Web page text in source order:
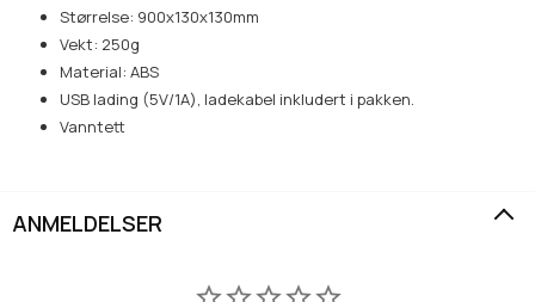
Størrelse: 900x130x130mm
Vekt: 250g
Material: ABS
USB lading (5V/1A), ladekabel inkludert i pakken.
Vanntett
ANMELDELSER